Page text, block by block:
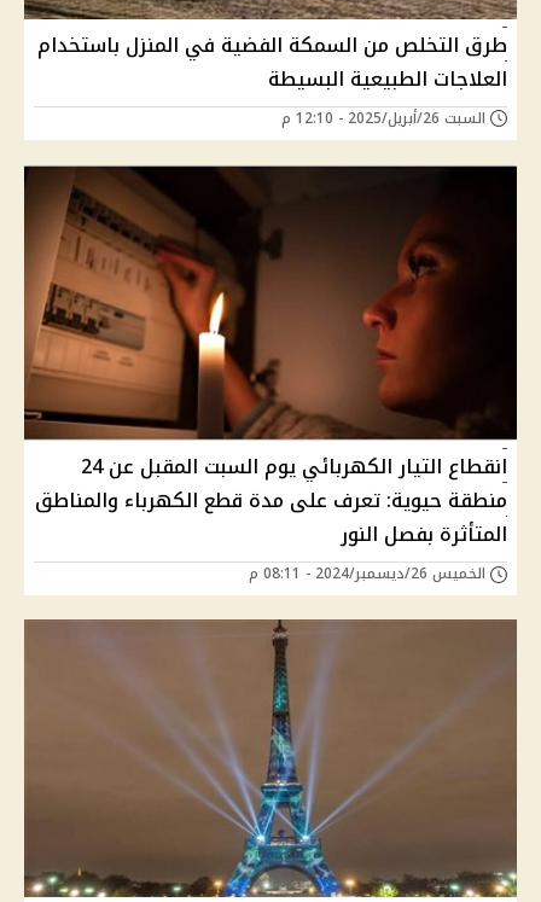
طرق التخلص من السمكة الفضية في المنزل باستخدام
العلاجات الطبيعية البسيطة
السبت 26/أبريل/2025 - 12:10 م
انقطاع التيار الكهربائي يوم السبت المقبل عن 24
منطقة حيوية: تعرف على مدة قطع الكهرباء والمناطق
المتأثرة بفصل النور
الخميس 26/ديسمبر/2024 - 08:11 م